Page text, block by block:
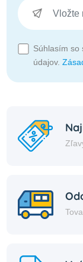
Súhlasím so
údajov.